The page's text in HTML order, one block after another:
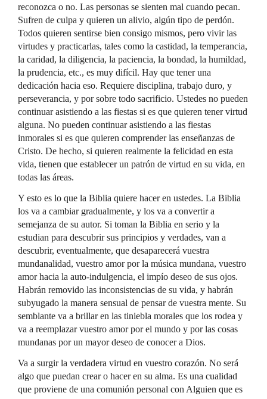
reconozca o no. Las personas se sienten mal cuando pecan.
Sufren de culpa y quieren un alivio, algún tipo de perdón.
Todos quieren sentirse bien consigo mismos, pero vivir las
virtudes y practicarlas, tales como la castidad, la temperancia,
la caridad, la diligencia, la paciencia, la bondad, la humildad,
la prudencia, etc., es muy difícil. Hay que tener una
dedicación hacia eso. Requiere disciplina, trabajo duro, y
perseverancia, y por sobre todo sacrificio. Ustedes no pueden
continuar asistiendo a las fiestas si es que quieren tener virtud
alguna. No pueden continuar asistiendo a las fiestas
inmorales si es que quieren comprender las enseñanzas de
Cristo. De hecho, si quieren realmente la felicidad en esta
vida, tienen que establecer un patrón de virtud en su vida, en
todas las áreas.
Y esto es lo que la Biblia quiere hacer en ustedes. La Biblia
los va a cambiar gradualmente, y los va a convertir a
semejanza de su autor. Si toman la Biblia en serio y la
estudian para descubrir sus principios y verdades, van a
descubrir, eventualmente, que desaparecerá vuestra
mundanalidad, vuestro amor por la música mundana, vuestro
amor hacia la auto-indulgencia, el impío deseo de sus ojos.
Habrán removido las inconsistencias de su vida, y habrán
subyugado la manera sensual de pensar de vuestra mente. Su
semblante va a brillar en las tiniebla morales que los rodea y
va a reemplazar vuestro amor por el mundo y por las cosas
mundanas por un mayor deseo de conocer a Dios.
Va a surgir la verdadera virtud en vuestro corazón. No será
algo que puedan crear o hacer en su alma. Es una cualidad
que proviene de una comunión personal con Alguien que es